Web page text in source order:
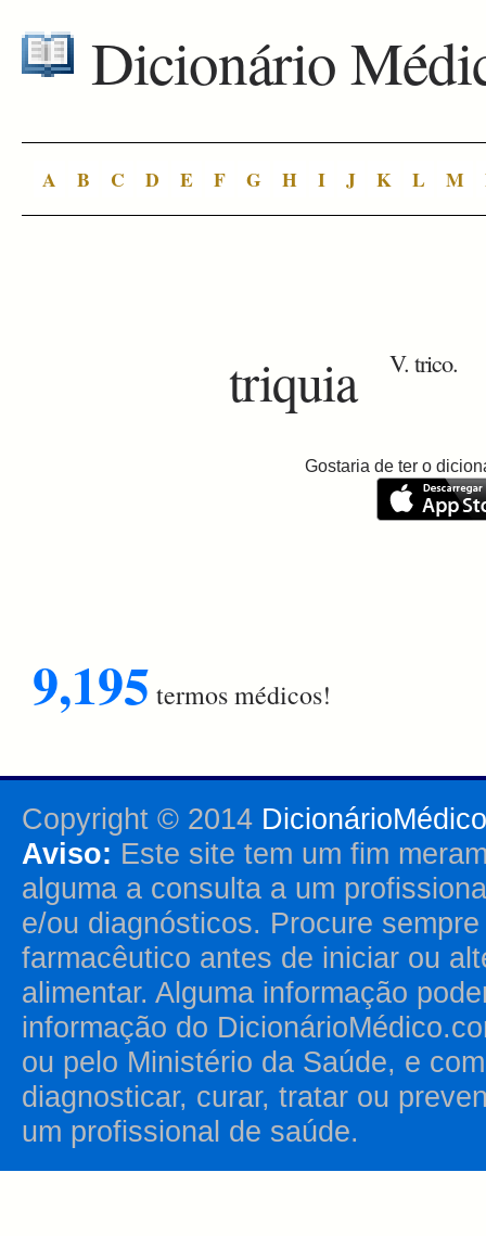
Dicionário
A B C D E F G H I J K L M
triquia V. trico.
Gostaria de ter o
9,195 termos médicos!
Copyright © 2014
Aviso: Este site tem um fim
alguma a consulta a um
e/ou diagnósticos. Procure
farmacêutico antes de iniciar ou
alimentar. Alguma informação
informação do
ou pelo Ministério da Saúde, e
diagnosticar, curar, tratar ou
um profissional de saúde.